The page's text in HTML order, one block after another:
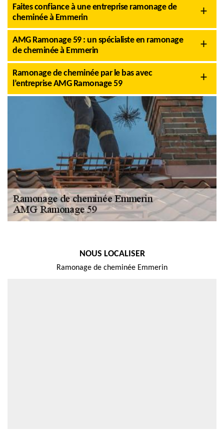
Faites confiance à une entreprise ramonage de
cheminée à Emmerin
AMG Ramonage 59 : un spécialiste en ramonage
de cheminée à Emmerin
Ramonage de cheminée par le bas avec
l’entreprise AMG Ramonage 59
NOUS LOCALISER
Ramonage de cheminée Emmerin